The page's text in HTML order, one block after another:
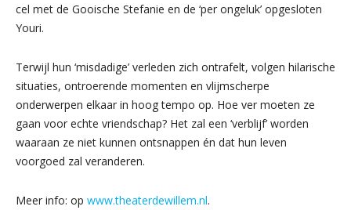
cel met de Gooische Stefanie en de ‘per ongeluk’ opgesloten
Youri.
Terwijl hun ‘misdadige’ verleden zich ontrafelt, volgen hilarische
situaties, ontroerende momenten en vlijmscherpe
onderwerpen elkaar in hoog tempo op. Hoe ver moeten ze
gaan voor echte vriendschap? Het zal een ‘verblijf’ worden
waaraan ze niet kunnen ontsnappen én dat hun leven
voorgoed zal veranderen.
Meer info: op www.theaterdewillem.nl.